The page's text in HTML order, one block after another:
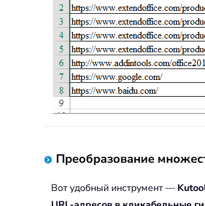
Преобразование
Вот удобный инструмент —